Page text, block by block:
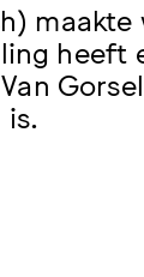
maakte
heeft